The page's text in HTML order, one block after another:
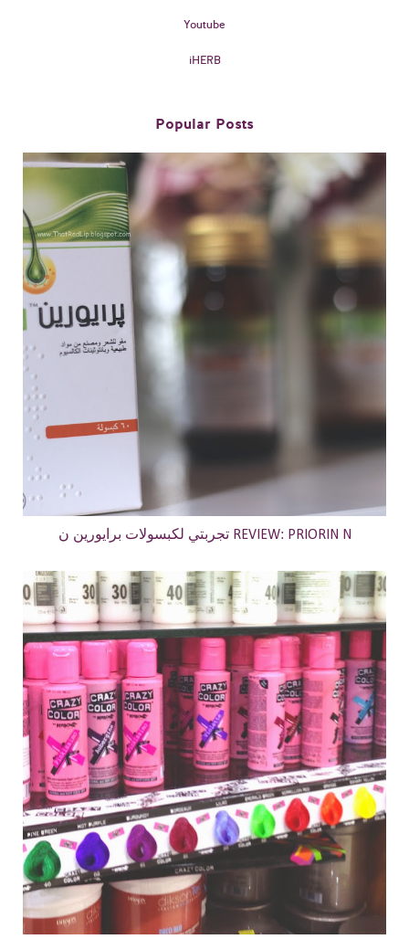
Youtube
iHERB
Popular Posts
تجربتي لكبسولات برايورين ن REVIEW: PRIORIN N